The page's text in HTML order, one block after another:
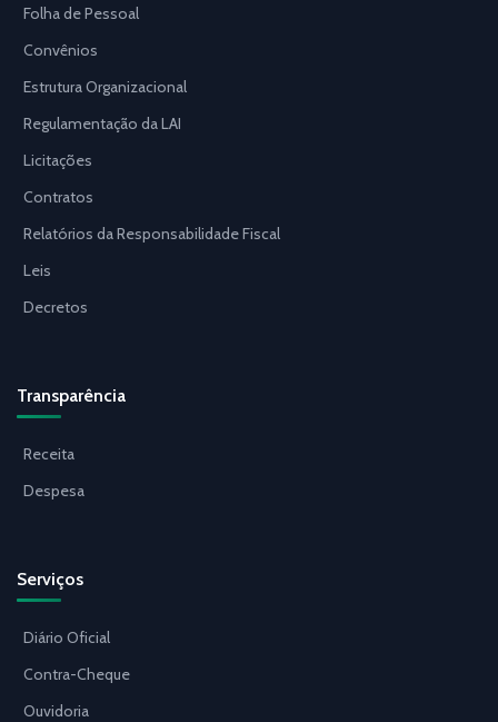
Folha de Pessoal
Convênios
Estrutura Organizacional
Regulamentação da LAI
Licitações
Contratos
Relatórios da Responsabilidade Fiscal
Leis
Decretos
Transparência
Receita
Despesa
Serviços
Diário Oficial
Contra-Cheque
Ouvidoria